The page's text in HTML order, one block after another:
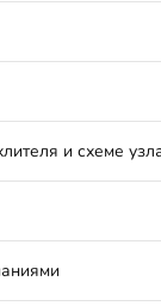
и схеме